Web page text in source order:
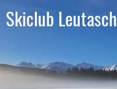
Skiclub Leutasch